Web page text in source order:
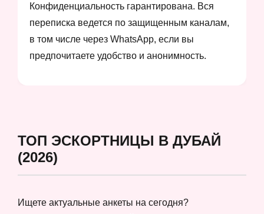
Конфиденциальность гарантирована. Вся
переписка ведется по защищенным каналам,
в том числе через WhatsApp, если вы
предпочитаете удобство и анонимность.
ТОП ЭСКОРТНИЦЫ В ДУБАЙ
(2026)
Ищете актуальные анкеты на сегодня?